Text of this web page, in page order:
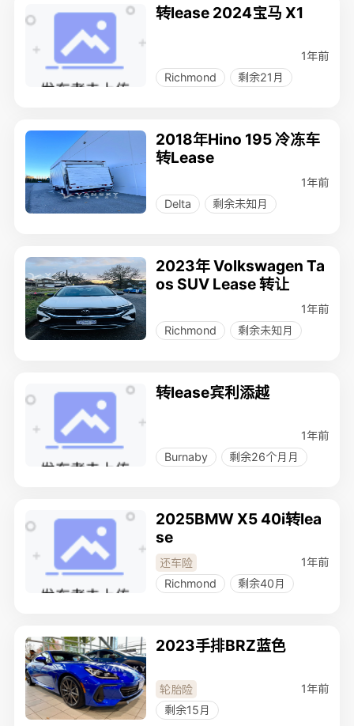
转lease 2024宝马 X1
1年前
Richmond
剩余21月
2018年Hino 195 冷冻车
转Lease
1年前
Delta
剩余未知月
2023年 Volkswagen Ta
os SUV Lease 转让
1年前
Richmond
剩余未知月
转lease宾利添越
1年前
Burnaby
剩余26个月月
2025BMW X5 40i转lea
se
还车险
1年前
Richmond
剩余40月
2023手排BRZ蓝色
轮胎险
1年前
剩余15月